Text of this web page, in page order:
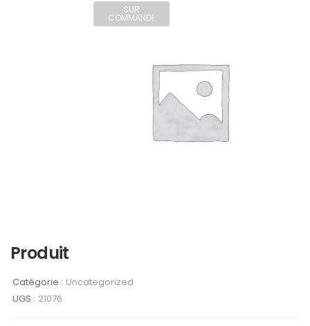
SUR
COMMANDE
Produit
Catégorie : Uncategorized
UGS : 21076